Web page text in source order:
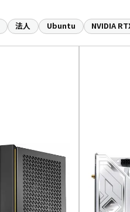
法人 Ubuntu NVIDIA